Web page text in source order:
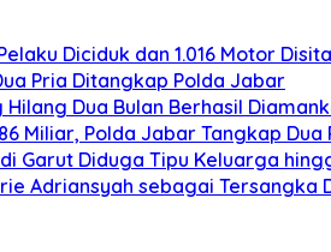
Diciduk dan 1.016 Motor Disita
Pria Ditangkap Polda Jabar
Dua Bulan Berhasil
Miliar, Polda Jabar Tangkap Dua
Garut Diduga Tipu Keluarga
Adriansyah sebagai Tersangka